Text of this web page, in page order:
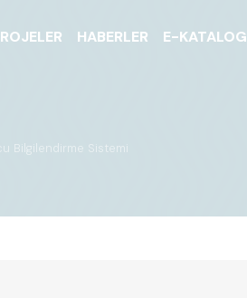
HABERLER E-KATALOG
Bilgilendirme Sistemi